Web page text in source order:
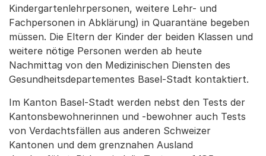
Kindergartenlehrpersonen, weitere Lehr- und
Fachpersonen in Abklärung) in Quarantäne begeben
müssen. Die Eltern der Kinder der beiden Klassen und
weitere nötige Personen werden ab heute
Nachmittag von den Medizinischen Diensten des
Gesundheitsdepartementes Basel-Stadt kontaktiert.
Im Kanton Basel-Stadt werden nebst den Tests der
Kantonsbewohnerinnen und -bewohner auch Tests
von Verdachtsfällen aus anderen Schweizer
Kantonen und dem grenznahen Ausland